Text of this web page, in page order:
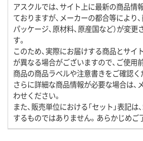
アスクルでは、サイト上に最新の商品情
ておりますが、メーカーの都合等により、
パッケージ、原材料、原産国など）が変
す。
このため、実際にお届けする商品とサイ
が異なる場合がございますので、ご使用
商品の商品ラベルや注意書きをご確認く
さらに詳細な商品情報が必要な場合は、
わせください。
また、販売単位における「セット」表記
するものではありません。あらかじめご